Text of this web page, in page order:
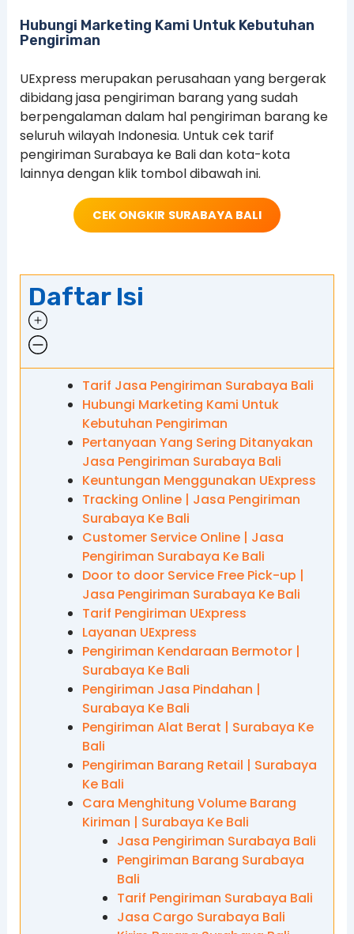
Hubungi Marketing Kami Untuk Kebutuhan
Pengiriman
UExpress merupakan perusahaan yang bergerak
dibidang jasa pengiriman barang yang sudah
berpengalaman dalam hal pengiriman barang ke
seluruh wilayah Indonesia. Untuk cek tarif
pengiriman Surabaya ke Bali dan kota-kota
lainnya dengan klik tombol dibawah ini.
CEK ONGKIR SURABAYA BALI
Daftar Isi
Tarif Jasa Pengiriman Surabaya Bali
Hubungi Marketing Kami Untuk
Kebutuhan Pengiriman
Pertanyaan Yang Sering Ditanyakan
Jasa Pengiriman Surabaya Bali
Keuntungan Menggunakan UExpress
Tracking Online | Jasa Pengiriman
Surabaya Ke Bali
Customer Service Online | Jasa
Pengiriman Surabaya Ke Bali
Door to door Service Free Pick-up |
Jasa Pengiriman Surabaya Ke Bali
Tarif Pengiriman UExpress
Layanan UExpress
Pengiriman Kendaraan Bermotor |
Surabaya Ke Bali
Pengiriman Jasa Pindahan |
Surabaya Ke Bali
Pengiriman Alat Berat | Surabaya Ke
Bali
Pengiriman Barang Retail | Surabaya
Ke Bali
Cara Menghitung Volume Barang
Kiriman | Surabaya Ke Bali
Jasa Pengiriman Surabaya Bali
Pengiriman Barang Surabaya
Bali
Tarif Pengiriman Surabaya Bali
Jasa Cargo Surabaya Bali